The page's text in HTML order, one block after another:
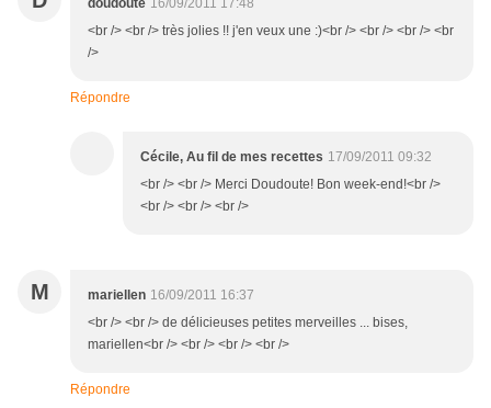
doudoute 16/09/2011 17:48
<br /> <br /> très jolies !! j'en veux une :)<br /> <br /> <br /> <br
/>
Répondre
Cécile, Au fil de mes recettes 17/09/2011 09:32
<br /> <br /> Merci Doudoute! Bon week-end!<br />
<br /> <br /> <br />
M mariellen 16/09/2011 16:37
<br /> <br /> de délicieuses petites merveilles ... bises,
mariellen<br /> <br /> <br /> <br />
Répondre